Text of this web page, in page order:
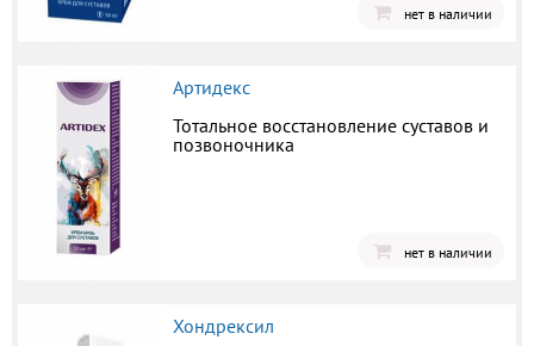
нет в наличии
Артидекс
Тотальное восстановление суставов и
позвоночника
нет в наличии
Хондрексил